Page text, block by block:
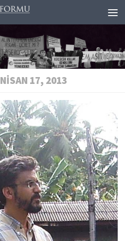
NISAN 17, 2013